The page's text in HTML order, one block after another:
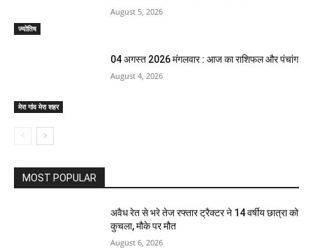
ज्योतिष
August 5, 2026
मेरा गांव मेरा शहर
04 अगस्त 2026 मंगलवार : आज का राशिफल और पंचांग
August 4, 2026
MOST POPULAR
अवैध रेत से भरे तेज रफ्तार ट्रैक्टर ने 14 वर्षीय छात्रा को
कुचला, मौके पर मौत
August 6, 2026